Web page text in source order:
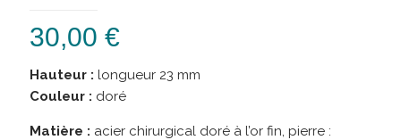
30,00 €
Hauteur : longueur 23 mm
Couleur : doré
Matière : acier chirurgical doré à l’or fin, pierre :